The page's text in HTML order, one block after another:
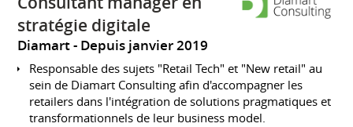
stratégie digitale
Diamart Depuis janvier 2019
Responsable des sujets "Retail Tech" et "New retail" au
sein de Diamart Consulting afin d'accompagner les
retailers dans l'intégration de solutions pragmatiques et
transformationnels de leur business model.